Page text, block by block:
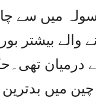
سولہ میں سے
والے بیشتر
چین میں